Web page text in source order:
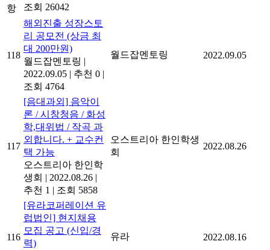
항
조회 26042
118
해외진출 성장스토
리 공모전 (상금 최
대 200만원)
월드잡멘토링 |
2022.09.05 | 추천 0 |
조회 4764
월드잡멘토링 2022.09.05
117
[음대과외] 음악이
론 / 시창청음 / 화성
학,대위법 / 작곡 과
외합니다. + 교수컨
택 가능
오스트리아 한인학
생회 | 2022.08.26 |
추천 1 | 조회 5858
오스트리아 한인학생
회
2022.08.26
116
[유라코퍼레이션 유
럽법인] 현지채용
모집 공고 (신입/경
력)
유라 2022.08.16